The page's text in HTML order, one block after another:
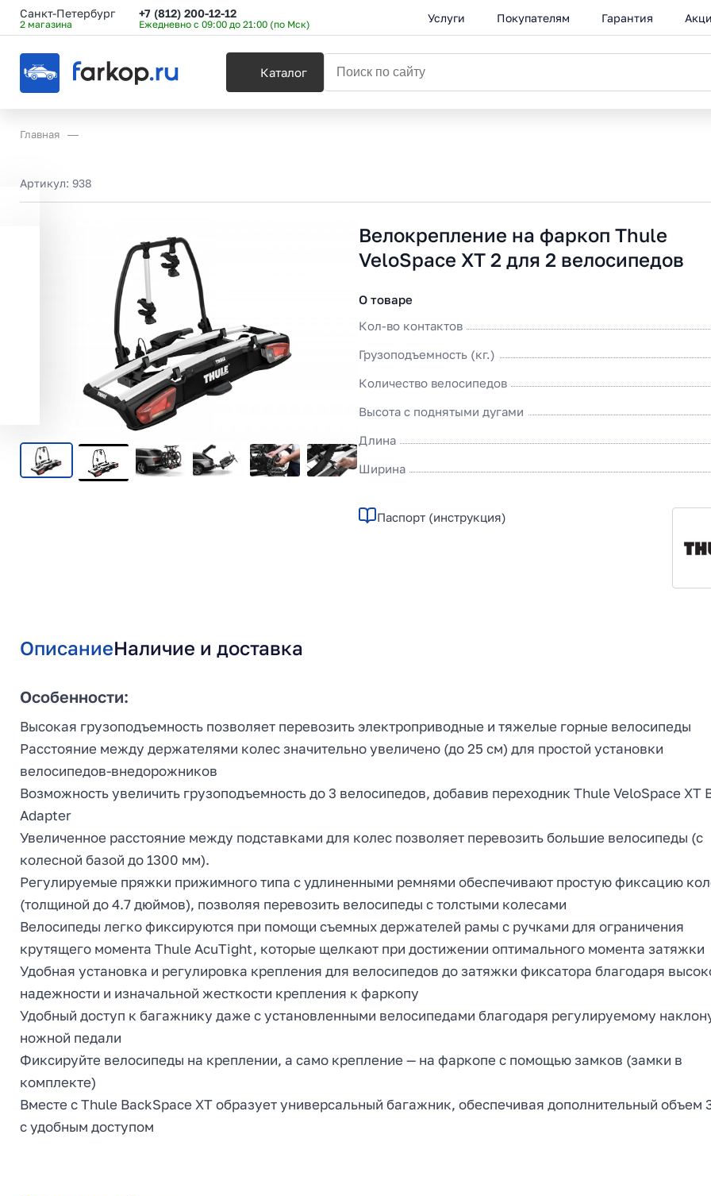
Санкт-Петербург
2 магазина
+7 (812) 200-12-12
Ежедневно с 09:00 до 21:00 (по Мск) Услуги Покупателям Гарантия
Каталог
Главная
Артикул: 938
Велокрепление на фаркоп Thule
VeloSpace XT 2 для 2 велосипедов
О товаре
Кол-во контактов
Грузоподъемность (кг.)
Количество велосипедов
Высота с поднятыми дугами
Длина
Ширина
Паспорт (инструкция)
ОписаниеНаличие и доставка
Особенности:
Высокая грузоподъемность позволяет перевозить электроприводные и тяжелые горные велосипеды
Расстояние между держателями колес значительно увеличено (до 25 см) для простой установки
велосипедов-внедорожников
Возможность увеличить грузоподъемность до 3 велосипедов, добавив переходник Thule VeloSpace XT
Adapter
Увеличенное расстояние между подставками для колес позволяет перевозить большие велосипеды (с
колесной базой до 1300 мм).
Регулируемые пряжки прижимного типа с удлиненными ремнями обеспечивают простую фиксацию
(толщиной до 4.7 дюймов), позволяя перевозить велосипеды с толстыми колесами
Велосипеды легко фиксируются при помощи съемных держателей рамы с ручками для ограничения
крутящего момента Thule AcuTight, которые щелкают при достижении оптимального момента затяжки
Удобная установка и регулировка крепления для велосипедов до затяжки фиксатора благодаря
надежности и изначальной жесткости крепления к фаркопу
Удобный доступ к багажнику даже с установленными велосипедами благодаря регулируемому
ножной педали
Фиксируйте велосипеды на креплении, а само крепление — на фаркопе с помощью замков (замки в
комплекте)
Вместе с Thule BackSpace XT образует универсальный багажник, обеспечивая дополнительный объем
с удобным доступом